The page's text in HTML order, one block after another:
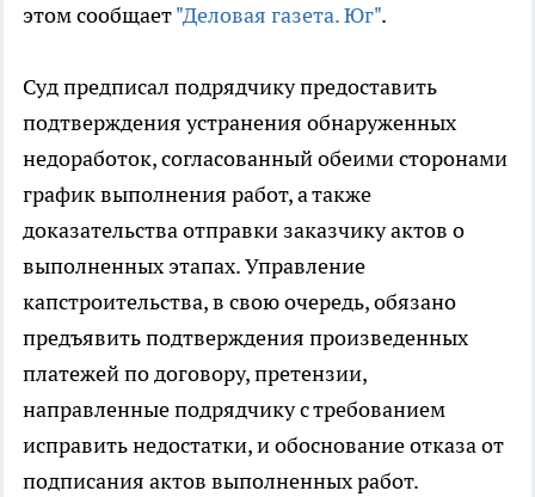
этом сообщает"Деловая газета. Юг".
Суд предписал подрядчику предоставить
подтверждения устранения обнаруженных
недоработок, согласованный обеими сторонами
график выполнения работ, а также
доказательства отправки заказчику актов о
выполненных этапах. Управление
капстроительства, в свою очередь, обязано
предъявить подтверждения произведенных
платежей по договору, претензии,
направленные подрядчику с требованием
исправить недостатки, и обоснование отказа от
подписания актов выполненных работ.